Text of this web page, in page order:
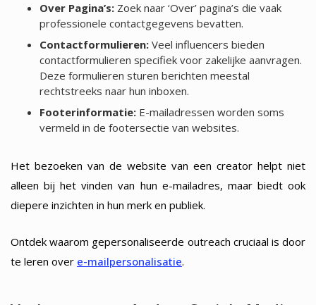
Over Pagina’s:Zoek naar ‘Over’ pagina’s die vaak
professionele contactgegevens bevatten.
Contactformulieren:Veel influencers bieden
contactformulieren specifiek voor zakelijke aanvragen.
Deze formulieren sturen berichten meestal
rechtstreeks naar hun inboxen.
Footerinformatie:E-mailadressen worden soms
vermeld in de footersectie van websites.
Het bezoeken van de website van een creator helpt niet
alleen bij het vinden van hun e-mailadres, maar biedt ook
diepere inzichten in hun merk en publiek.
Ontdek waarom gepersonaliseerde outreach cruciaal is door
te leren over e-mailpersonalisatie.